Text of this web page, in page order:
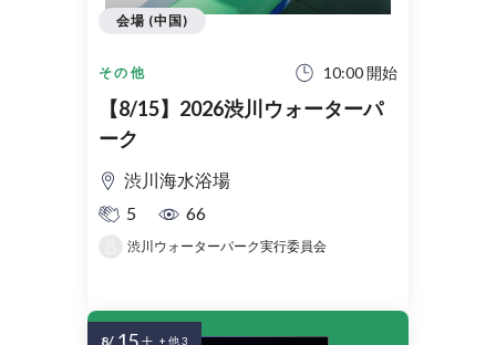
その他 10:00 開始
【8/15】2026渋川ウォーターパ
ーク
渋川海水浴場
5
66
渋川ウォーターパーク実行委員会
会場 (中国)
8/ + 他 3